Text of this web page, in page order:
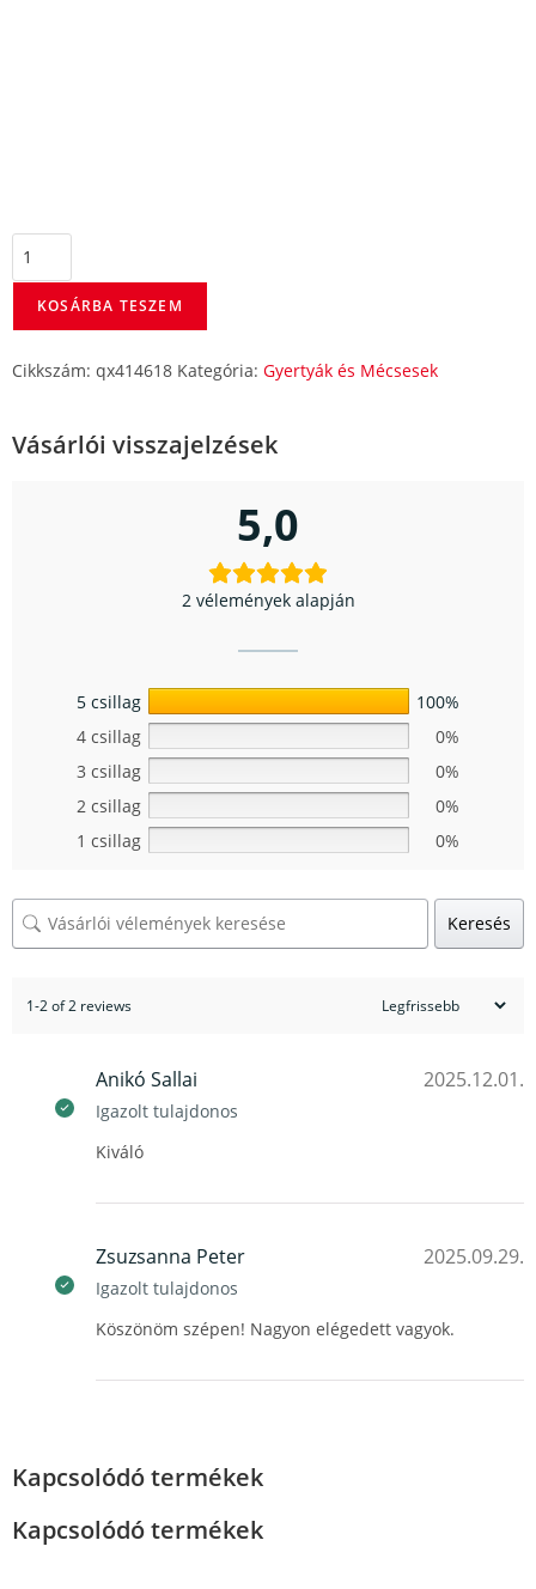
KOSÁRBA TESZEM
Cikkszám: qx414618 Kategória: Gyertyák és Mécsesek
Vásárlói visszajelzések
5,0
2 vélemények alapján
5 csillag
100%
4 csillag
0%
3 csillag
0%
2 csillag
0%
1 csillag
0%
Keresés
1-2 of 2 reviews
Anikó Sallai
Igazolt tulajdonos
2025.12.01.
Kiváló
Zsuzsanna Peter
Igazolt tulajdonos
2025.09.29.
Köszönöm szépen! Nagyon elégedett vagyok.
Kapcsolódó termékek
Kapcsolódó termékek